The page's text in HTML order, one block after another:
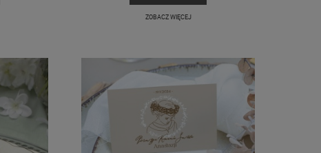
ZOBACZ WIĘCEJ